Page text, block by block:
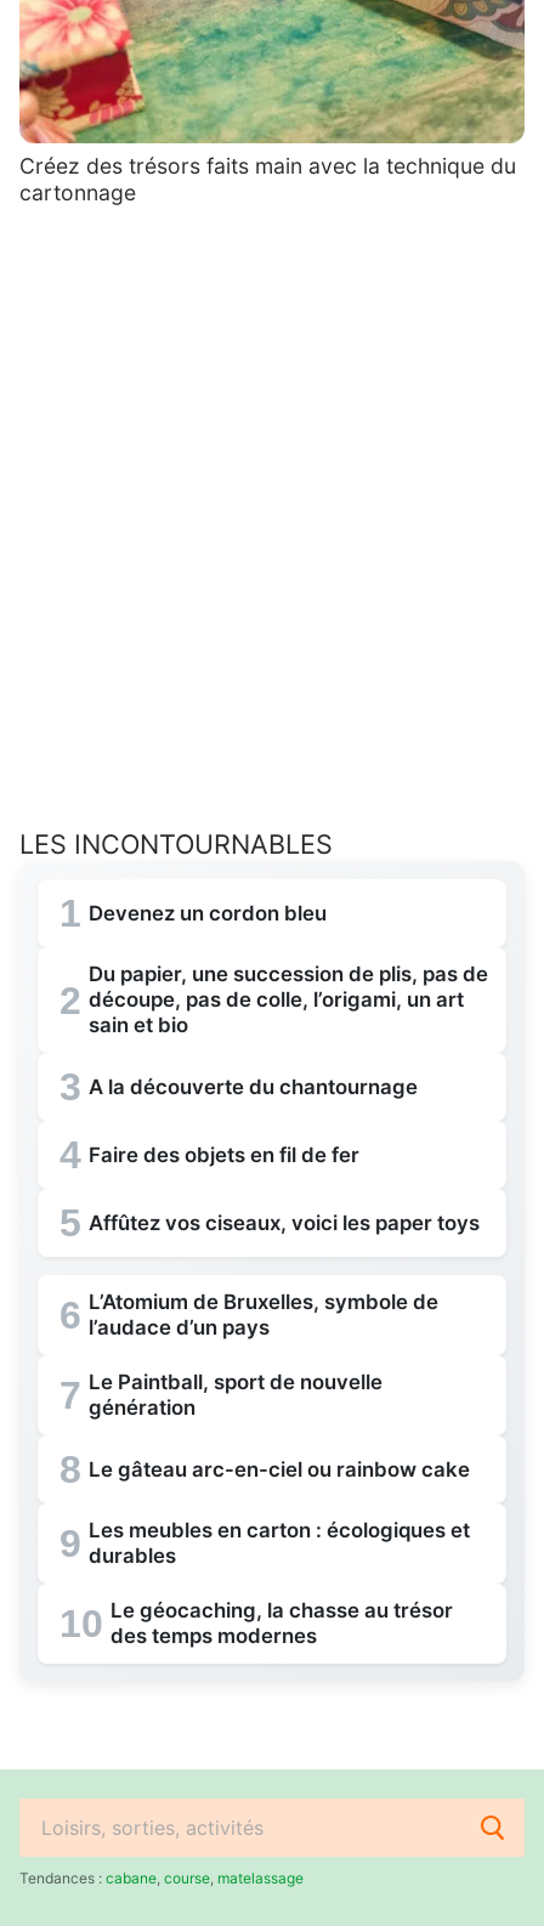
Créez des trésors faits main avec la technique du
cartonnage
LES INCONTOURNABLES
1 Devenez un cordon bleu
2
Du papier, une succession de plis, pas de
découpe, pas de colle, l’origami, un art
sain et bio
3 A la découverte du chantournage
4 Faire des objets en fil de fer
5 Affûtez vos ciseaux, voici les paper toys
6 L’Atomium de Bruxelles, symbole de
l’audace d’un pays
7 Le Paintball, sport de nouvelle
génération
8 Le gâteau arc-en-ciel ou rainbow cake
9 Les meubles en carton : écologiques et
durables
10 Le géocaching, la chasse au trésor
des temps modernes
Rechercher
:Tendances : cabane course matelassage